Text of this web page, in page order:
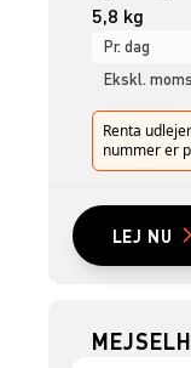
5,8 kg
Pr. dag
Ekskl. moms
Renta
nummer er
LEJ NU